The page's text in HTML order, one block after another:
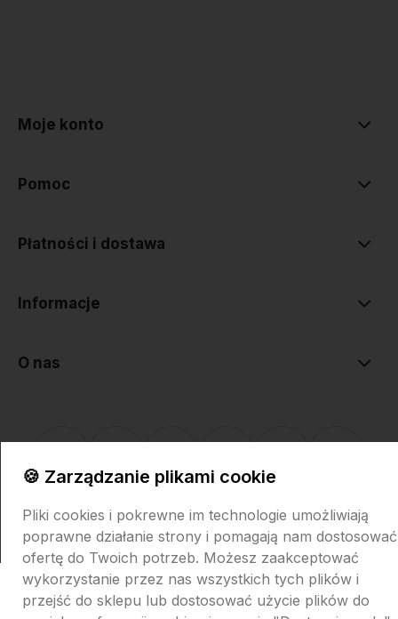
Moje konto
Pomoc
Płatności i dostawa
Informacje
O nas
Sklep internetowy Shoper.pl Szablon Shoper Modern 3.0™
GrowCommerce
🍪 Zarządzanie plikami cookie
Pliki cookies i pokrewne im technologie umożliwiają
poprawne działanie strony i pomagają nam dostosować
ofertę do Twoich potrzeb. Możesz zaakceptować
wykorzystanie przez nas wszystkich tych plików i
przejść do sklepu lub dostosować użycie plików do